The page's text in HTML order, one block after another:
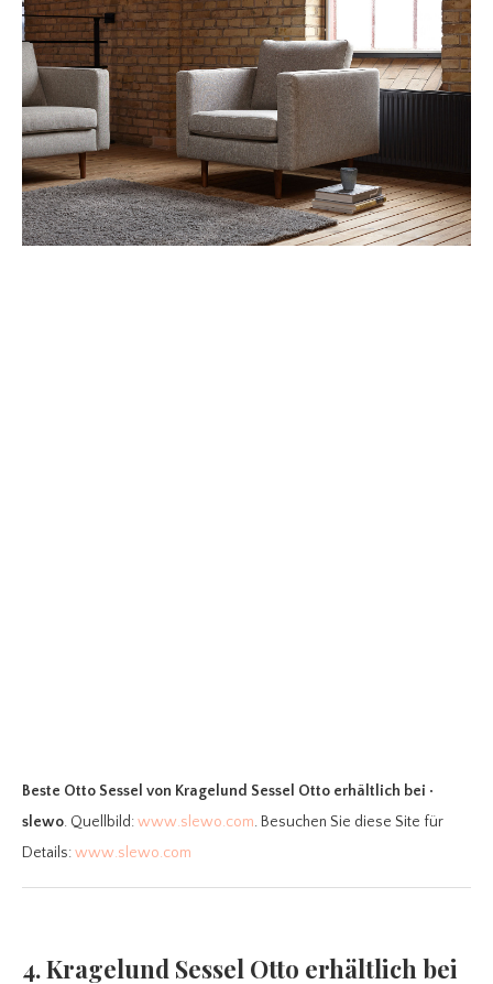
Beste Otto Sessel von Kragelund Sessel Otto erhältlich bei •
slewo. Quellbild:www.slewo.com. Besuchen Sie diese Site für
Details:www.slewo.com
4. Kragelund Sessel Otto erhältlich bei